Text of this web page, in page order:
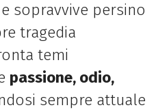
sopravvive persino
tragedia
temi
passione, odio,
sempre attuale